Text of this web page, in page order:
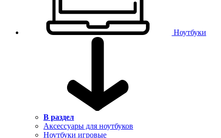
Ноутбуки
В раздел
Аксессуары для ноутбуков
Ноутбуки игровые